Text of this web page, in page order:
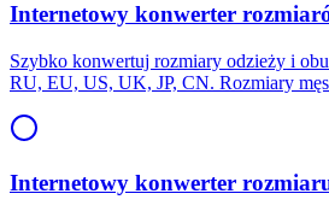
Internetowy konwerter
Szybko konwertuj rozmiary odzieży i
RU, EU, US, UK, JP, CN. Rozmiary
Internetowy konwerter